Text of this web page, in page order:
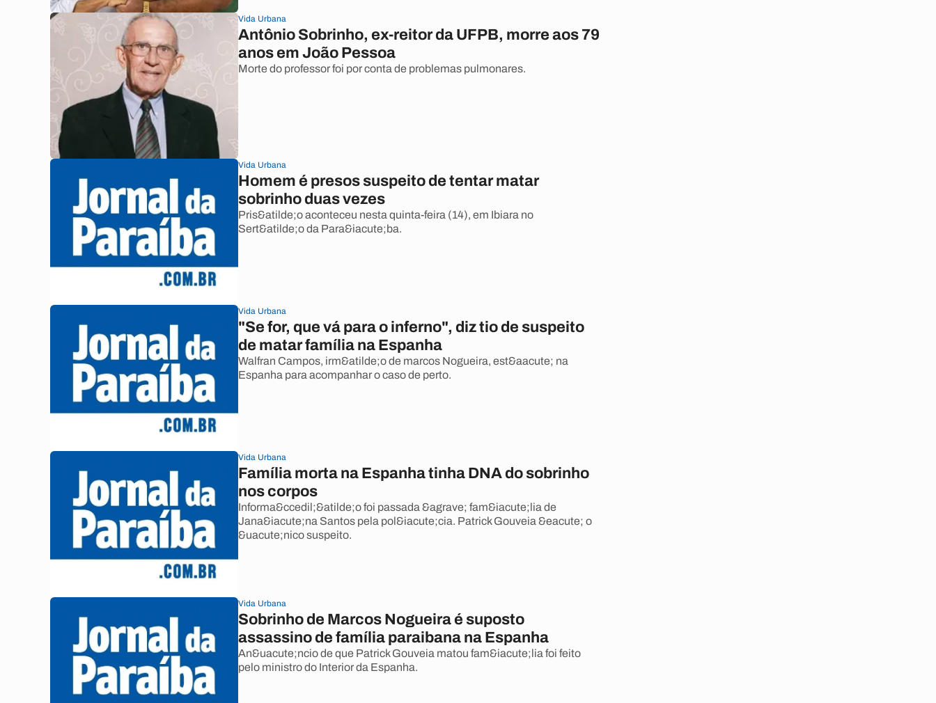
Vida Urbana
Antônio Sobrinho, ex-reitor da UFPB, morre aos 79
anos em João Pessoa
Morte do professor foi por conta de problemas pulmonares.
Vida Urbana
Homem é presos suspeito de tentar matar
sobrinho duas vezes
Pris&atilde;o aconteceu nesta quinta-feira (14), em Ibiara no
Sert&atilde;o da Para&iacute;ba.
Vida Urbana
"Se for, que vá para o inferno", diz tio de suspeito
de matar família na Espanha
Walfran Campos, irm&atilde;o de marcos Nogueira, est&aacute; na
Espanha para acompanhar o caso de perto.
Vida Urbana
Família morta na Espanha tinha DNA do sobrinho
nos corpos
Informa&ccedil;&atilde;o foi passada &agrave; fam&iacute;lia de
Jana&iacute;na Santos pela pol&iacute;cia. Patrick Gouveia &eacute; o
&uacute;nico suspeito.
Vida Urbana
Sobrinho de Marcos Nogueira é suposto
assassino de família paraibana na Espanha
An&uacute;ncio de que Patrick Gouveia matou fam&iacute;lia foi feito
pelo ministro do Interior da Espanha.